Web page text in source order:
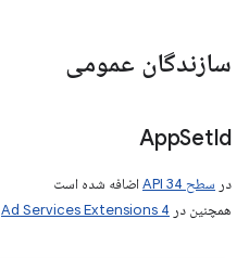
سازندگان عمومی
AppSetId
در سطح API 34
اضافه شده است
همچنین در Ad Services Extensions 4